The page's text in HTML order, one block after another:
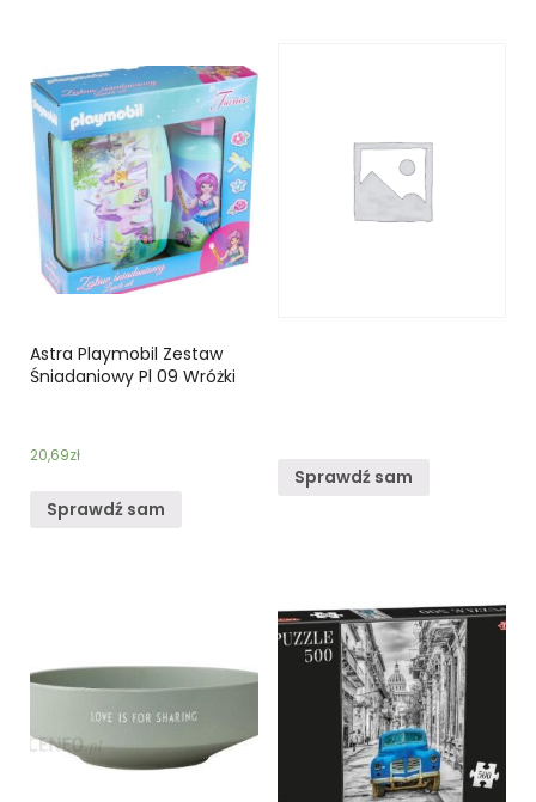
Astra Playmobil Zestaw
Śniadaniowy Pl 09 Wróżki
20,69zł
Sprawdź sam
Sprawdź sam